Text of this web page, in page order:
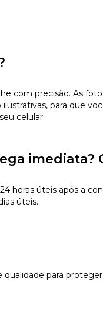
com precisão. As
para que
celular.
imediata?
horas úteis após a
úteis.
para